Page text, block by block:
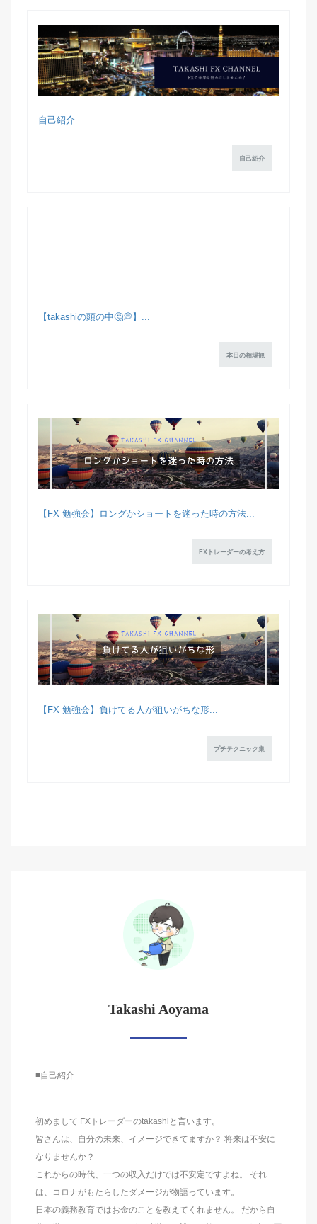
自己紹介
自己紹介
【takashiの頭の中🤔💭】...
本日の相場観
【FX 勉強会】ロングかショートを迷った時の方法...
FXトレーダーの考え方
【FX 勉強会】負けてる人が狙いがちな形...
プチテクニック集
Takashi Aoyama
■自己紹介
初めまして FXトレーダーのtakashiと言います。
皆さんは、自分の未来、イメージできてますか？ 将来は不安に
なりませんか？
これからの時代、一つの収入だけでは不安定ですよね。 それ
は、コロナがもたらしたダメージが物語っています。
日本の義務教育ではお金のことを教えてくれません。 だから自